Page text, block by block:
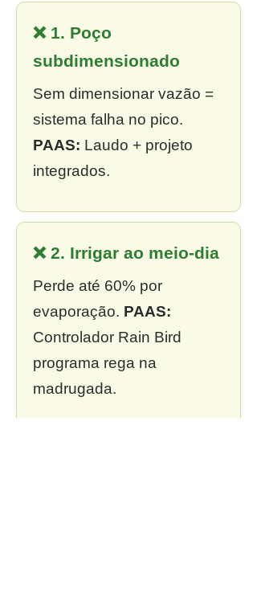
❌ 1. Poço
subdimensionado
Sem dimensionar vazão =
sistema falha no pico.
PAAS: Laudo + projeto
integrados.
❌ 2. Irrigar ao meio-dia
Perde até 60% por
evaporação. PAAS:
Controlador Rain Bird
programa rega na
madrugada.